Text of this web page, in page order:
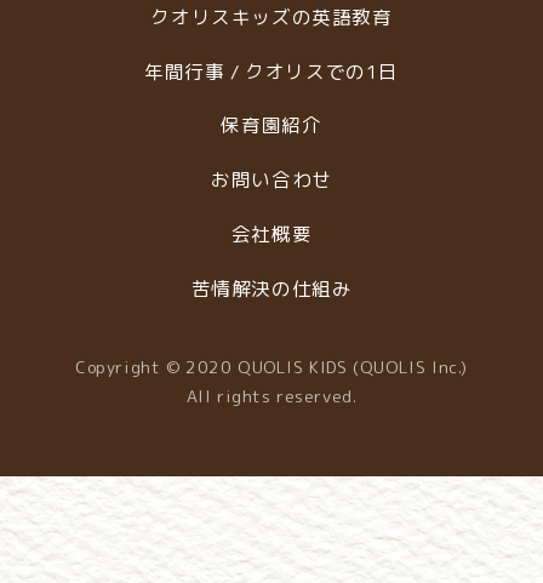
クオリスキッズの英語教育
年間行事 / クオリスでの1日
保育園紹介
お問い合わせ
会社概要
苦情解決の仕組み
Copyright © 2020 QUOLIS KIDS (QUOLIS Inc.)
All rights reserved.